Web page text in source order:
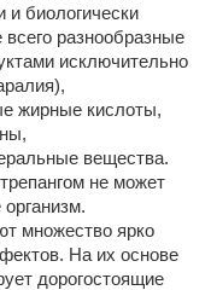
и биологически
разнообразные
исключительно
жирные кислоты,
вещества.
не может
множество ярко
На их основе
дорогостоящие